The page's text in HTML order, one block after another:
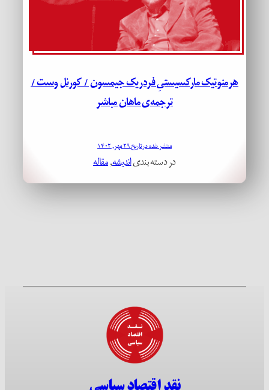
هرمنوتیک مارکسیستیِ فردریک جیمسون / کورنل وست /
ترجمه‌ی ماهان مباشر
منتشر شده در تاریخ ۲۹ مهر, ۱۴۰۲
در دسته بندیاندیشه, مقاله